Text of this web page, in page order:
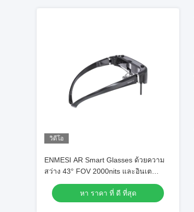
วิดีโอ
ENMESI AR Smart Glasses ด้วยความ
สว่าง 43° FOV 2000nits และอินเต
อร์เฟซ USB-C สําหรับประสบการณ์ความ
เป็นจริงที่เพิ่มเติมหา ราคา ที่ ดี ที่สุด